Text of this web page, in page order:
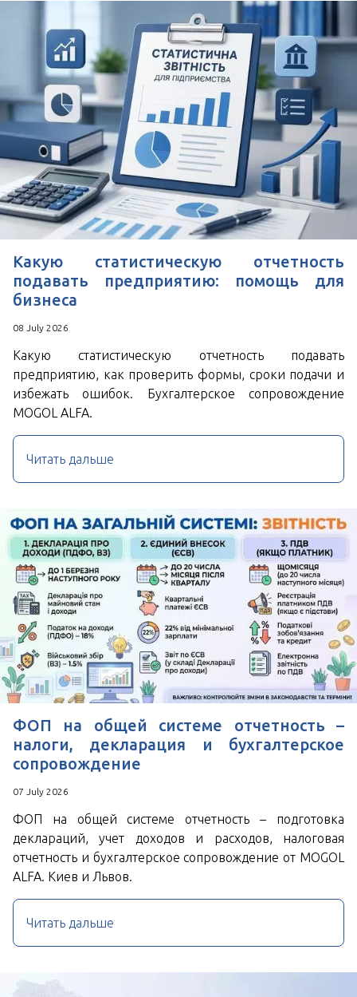
Удобное время для звонка
Поля, отмеченные знаком
обязательны к
заполнению
Нажимая кнопку Отправить Вы соглашаетесь с
Пользовательским соглашением
Какую статистическую отчетность
подавать предприятию: помощь для
бизнеса
08 July 2026
Какую статистическую отчетность подавать
предприятию, как проверить формы, сроки подачи и
избежать ошибок. Бухгалтерское сопровождение
MOGOL ALFA.
Читать дальше
ФОП на общей системе отчетность –
налоги, декларация и бухгалтерское
сопровождение
07 July 2026
ФОП на общей системе отчетность – подготовка
деклараций, учет доходов и расходов, налоговая
отчетность и бухгалтерское сопровождение от MOGOL
ALFA. Киев и Львов.
Читать дальше